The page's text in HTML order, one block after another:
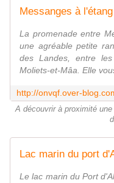
La promenade entre
une agréable petite
des Landes, entre
Moliets-et-Mâa. Elle
A découvrir à proximité
Le lac marin du Port